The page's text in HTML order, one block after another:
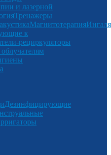
и лазерной
Тренажеры
Магнитотерапия
к
рециркуляторы
Дезинфицирующие